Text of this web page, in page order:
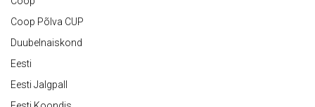
Coop Põlva CUP
Duubelnaiskond
Eesti
Eesti Jalgpall